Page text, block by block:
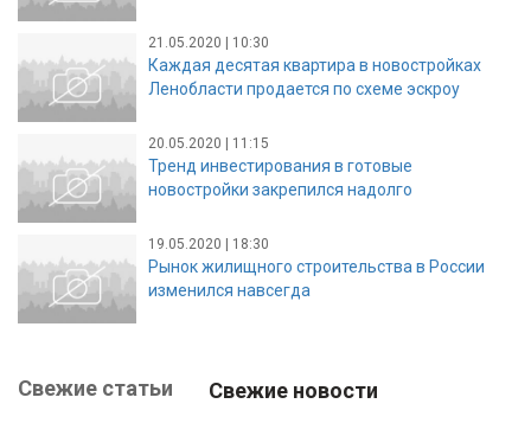
21.05.2020 | 10:30
Каждая десятая квартира в новостройках
Ленобласти продается по схеме эскроу
20.05.2020 | 11:15
Тренд инвестирования в готовые
новостройки закрепился надолго
19.05.2020 | 18:30
Рынок жилищного строительства в России
изменился навсегда
Свежие статьи Свежие новости